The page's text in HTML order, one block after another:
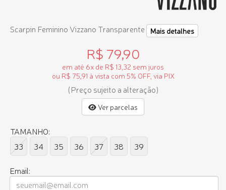
Scarpin Feminino Vizzano Transparente Mais detalhes
R$ 79,90
em até 6x de R$ 13,32 sem juros
ou R$ 75,91 à vista com 5% OFF, via PIX
(Preço sujeito a alteração)
Ver parcelas
TAMANHO:
33
34 35 36 37 38 39
Email: